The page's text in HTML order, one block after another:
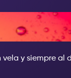
SÉ
vela y siempre al